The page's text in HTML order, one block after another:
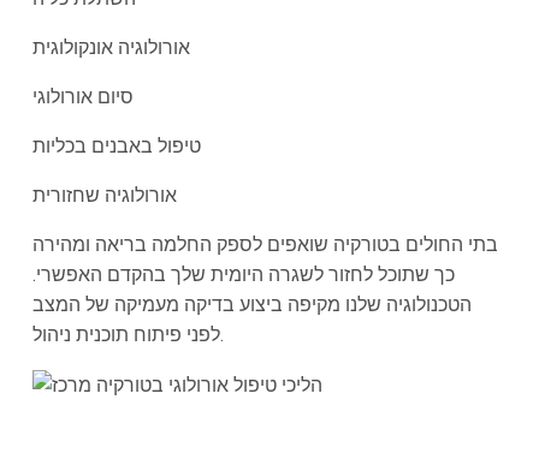
אורולוגיה אונקולוגית
סיום אורולוגי
טיפול באבנים בכליות
אורולוגיה שחזורית
בתי החולים בטורקיה שואפים לספק החלמה בריאה ומהירה
כך שתוכל לחזור לשגרה היומית שלך בהקדם האפשרי.
הטכנולוגיה שלנו מקיפה ביצוע בדיקה מעמיקה של המצב
לפני פיתוח תוכנית ניהול.